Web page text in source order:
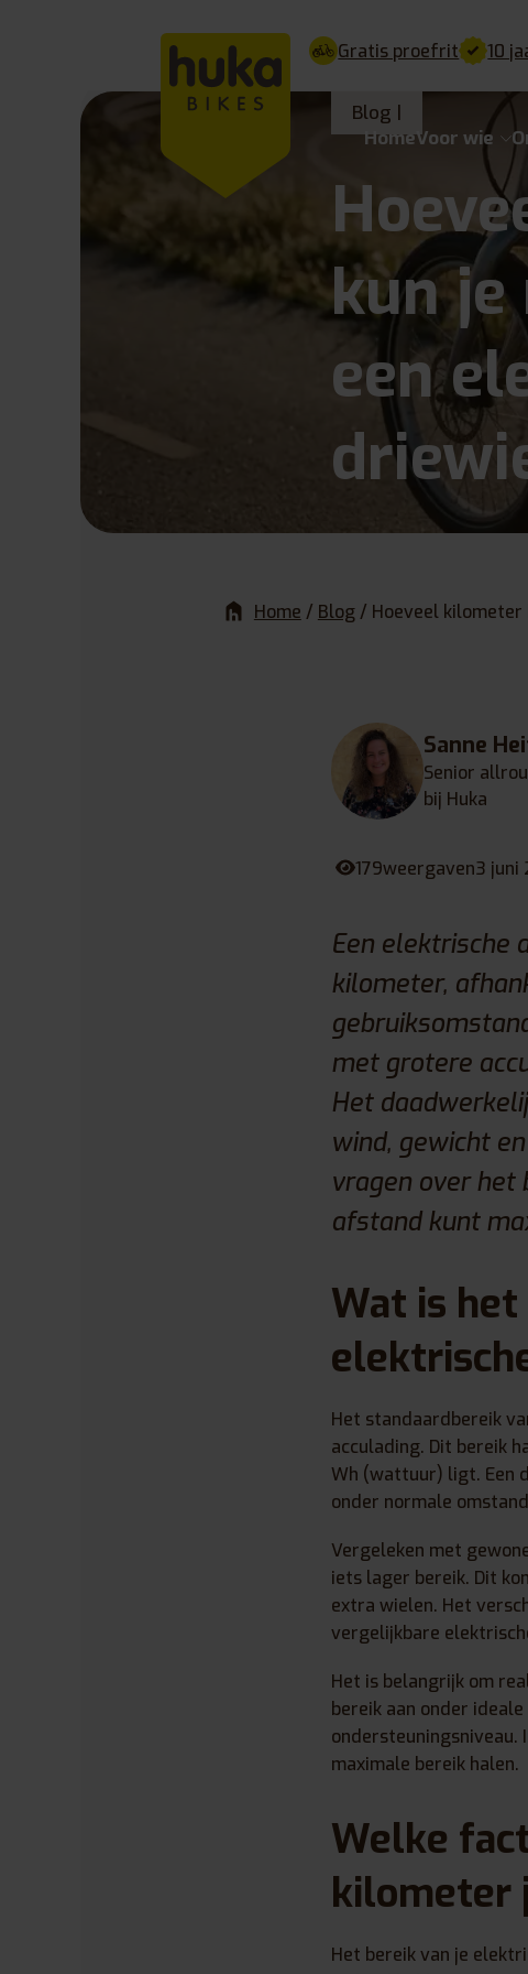
Gratis proefrit 10
HomeVoor wie
Blog |
kun
een
Home / Blog/ Hoeveel
Sanne
Senior
bij Huka
179weergaven3 juni
Een elektrische
kilometer,
met grotere
Het
wind, gewicht
vragen over het
afstand kunt
Wat is
Het standaardbereik
acculading. Dit bereik
Wh (wattuur) ligt. Een
onder normale
Vergeleken met
iets lager bereik. Dit
extra wielen. Het
vergelijkbare
Het is belangrijk om
bereik aan onder
maximale bereik halen.
Welke
kilometer
Het bereik van je